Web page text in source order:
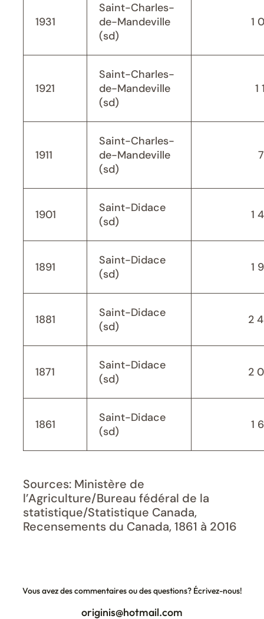
1931
Saint-Charles-
de-Mandeville
(sd)
1
1921
Saint-Charles-
de-Mandeville
(sd)
1
1911
Saint-Charles-
de-Mandeville
(sd)
1901
Saint-Didace
(sd)
1
1891
Saint-Didace
(sd)
1
1881
Saint-Didace
(sd)
2
1871
Saint-Didace
(sd)
2
1861
Saint-Didace
(sd)
1
Sources: Ministère de
l’Agriculture/Bureau fédéral de la
statistique/Statistique Canada,
Recensements du Canada, 1861 à 2016
Vous avez des commentaires ou des questions? Écrivez-nous!
originis@hotmail.com